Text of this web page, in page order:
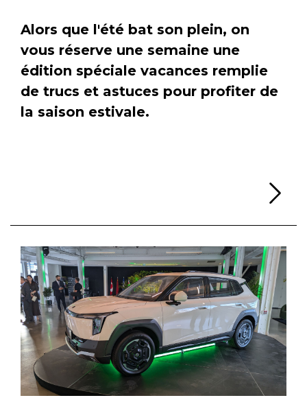
Alors que l'été bat son plein, on
vous réserve une semaine une
édition spéciale vacances remplie
de trucs et astuces pour profiter de
la saison estivale.